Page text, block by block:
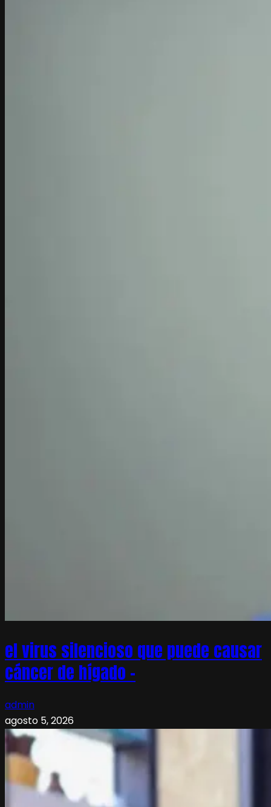
el virus silencioso que puede causar
cáncer de hígado –
admin
agosto 5, 2026